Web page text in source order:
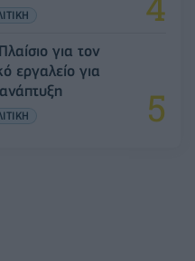
για τον
εργαλείο για